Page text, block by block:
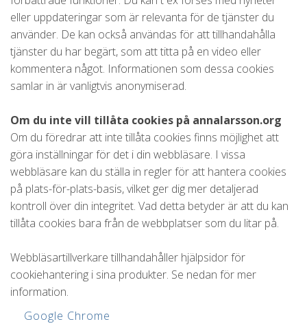
eller uppdateringar som är relevanta för de tjänster du
använder. De kan också användas för att tillhandahålla
tjänster du har begärt, som att titta på en video eller
kommentera något. Informationen som dessa cookies
samlar in är vanligtvis anonymiserad.
Om du inte vill tillåta cookies på annalarsson.org
Om du föredrar att inte tillåta cookies finns möjlighet att
göra inställningar för det i din webbläsare. I vissa
webbläsare kan du ställa in regler för att hantera cookies
på plats-för-plats-basis, vilket ger dig mer detaljerad
kontroll över din integritet. Vad detta betyder är att du kan
tillåta cookies bara från de webbplatser som du litar på.
Webbläsartillverkare tillhandahåller hjälpsidor för
cookiehantering i sina produkter. Se nedan för mer
information.
Google Chrome